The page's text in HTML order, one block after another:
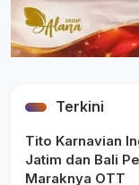
Terkini
Tito Karnavian
Jatim dan Bali
Maraknya OTT